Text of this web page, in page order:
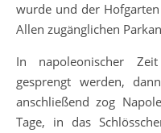
wurde und der
Allen zugänglichen
In napoleonischer
gesprengt werden,
anschließend zog
Tage, in das